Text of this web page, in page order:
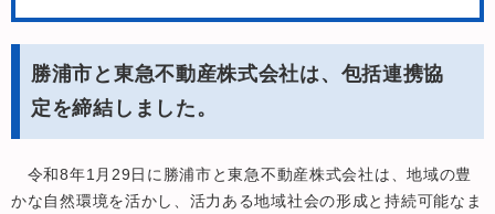
勝浦市と東急不動産株式会社は、包括連携協
定を締結しました。
令和8年1月29日に勝浦市と東急不動産株式会社は、地域の豊
かな自然環境を活かし、活力ある地域社会の形成と持続可能なま